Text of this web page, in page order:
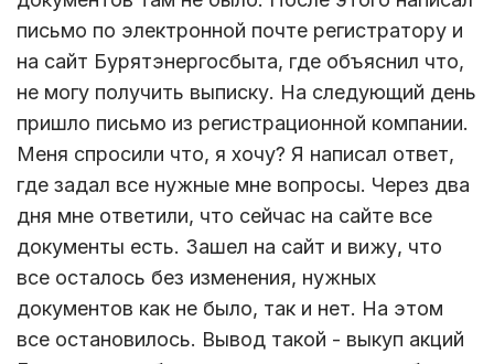
письмо по электронной почте регистратору и
на сайт Бурятэнергосбыта, где объяснил что,
не могу получить выписку. На следующий день
пришло письмо из регистрационной компании.
Меня спросили что, я хочу? Я написал ответ,
где задал все нужные мне вопросы. Через два
дня мне ответили, что сейчас на сайте все
документы есть. Зашел на сайт и вижу, что
все осталось без изменения, нужных
документов как не было, так и нет. На этом
все остановилось. Вывод такой - выкуп акций